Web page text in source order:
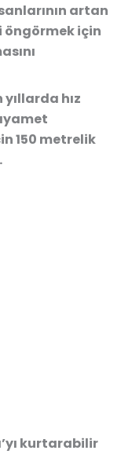
artan
öngörmek için
hız
150 metrelik
kurtarabilir